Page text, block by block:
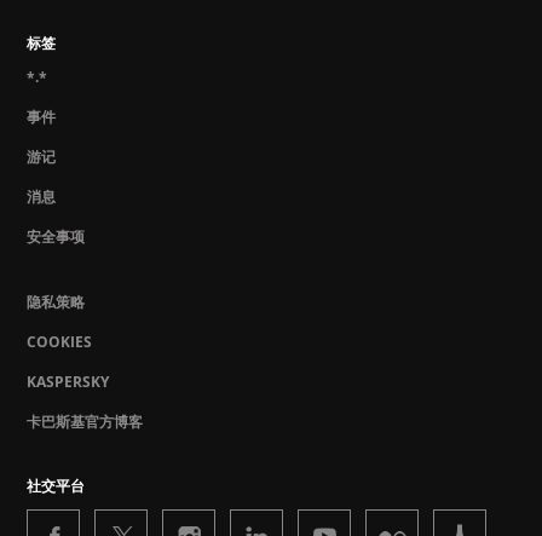
标签
*.*
事件
游记
消息
安全事项
隐私策略
COOKIES
KASPERSKY
卡巴斯基官方博客
社交平台